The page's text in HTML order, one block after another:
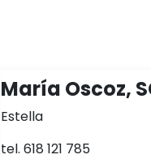
María Oscoz,
Estella
tel. 618 121 785